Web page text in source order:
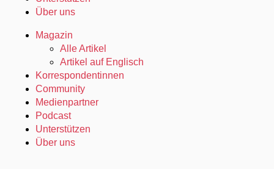
Über uns
Magazin
Alle Artikel
Artikel auf Englisch
Korrespondentinnen
Community
Medienpartner
Podcast
Unterstützen
Über uns